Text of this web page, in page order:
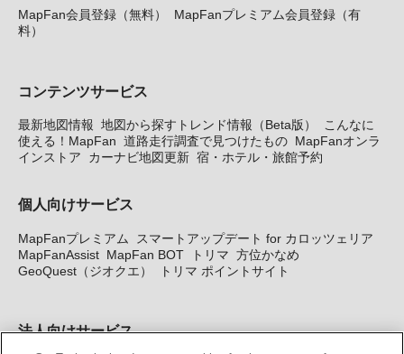
MapFan会員登録（無料）
MapFanプレミアム会員登録（有
料）
コンテンツサービス
最新地図情報 地図から探すトレンド情報（Beta版）
こんなに
使える！MapFan 道路走行調査で見つけたもの MapFanオンラ
インストア
カーナビ地図更新 宿・ホテル・旅館予約
個人向けサービス
MapFanプレミアム
スマートアップデート for カロッツェリア
MapFanAssist MapFan BOT トリマ 方位かなめ
GeoQuest（ジオクエ）
トリマ ポイントサイト
法人向けサービス